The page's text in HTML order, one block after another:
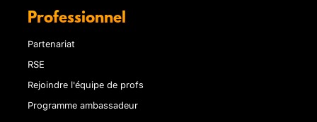
Professionnel
Partenariat
RSE
Rejoindre l'équipe de profs
Programme ambassadeur